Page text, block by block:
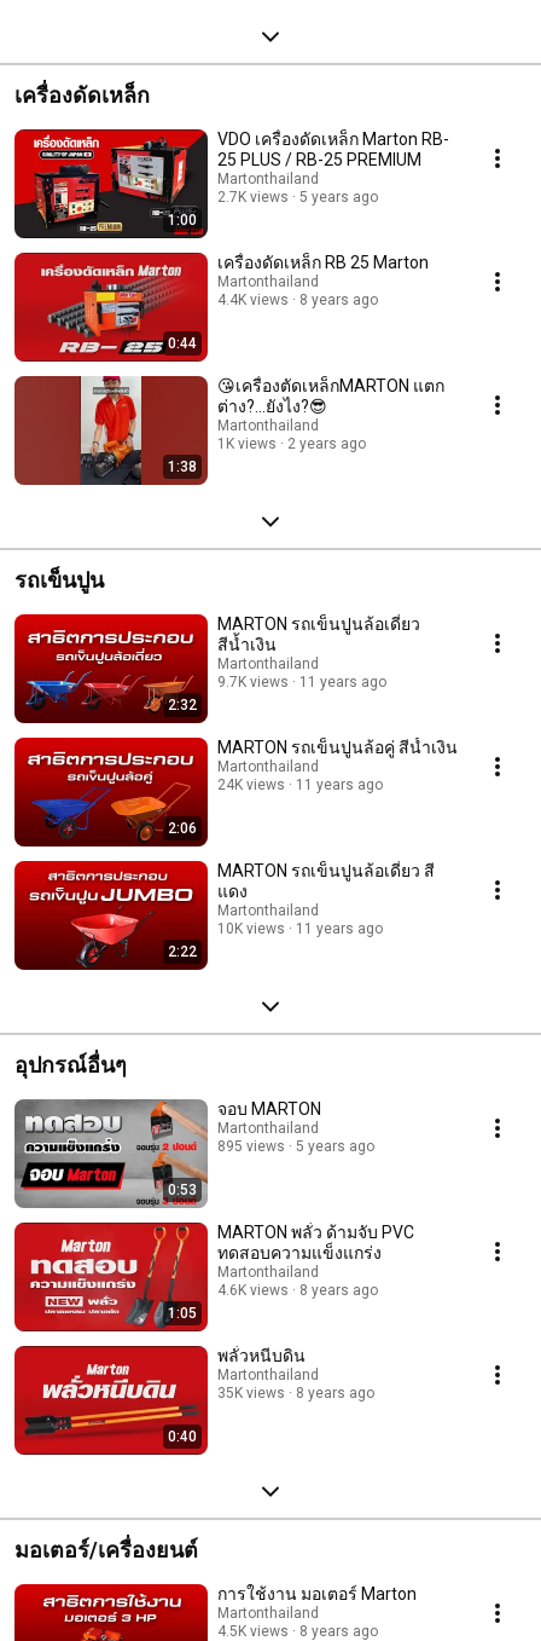
เครื่องดัดเหล็ก
1:00
VDO เครื่องดัดเหล็ก Marton RB-
25 PLUS / RB-25 PREMIUM
Martonthailand
2.7K views
5 years ago
0:44
เครื่องดัดเหล็ก RB 25 Marton
Martonthailand
4.4K views
8 years ago
1:38
😘เครื่องตัดเหล็กMARTON แตก
ต่าง?...ยังไง?😎
Martonthailand
1K views
2 years ago
รถเข็นปูน
2:32
MARTON รถเข็นปูนล้อเดี่ยว
สีน้ำเงิน
Martonthailand
9.7K views
11 years ago
2:06
MARTON รถเข็นปูนล้อคู่ สีน้ำเงิน
Martonthailand
24K views
11 years ago
2:22
MARTON รถเข็นปูนล้อเดี่ยว สี
แดง
Martonthailand
10K views
11 years ago
อุปกรณ์อื่นๆ
0:53
จอบ MARTON
Martonthailand
895 views
5 years ago
1:05
MARTON พลั่ว ด้ามจับ PVC
ทดสอบความแข็งแกร่ง
Martonthailand
4.6K views
8 years ago
0:40
พลั่วหนีบดิน
Martonthailand
35K views
8 years ago
มอเตอร์/เครื่องยนต์
การใช้งาน มอเตอร์ Marton
Martonthailand
4.5K views
8 years ago